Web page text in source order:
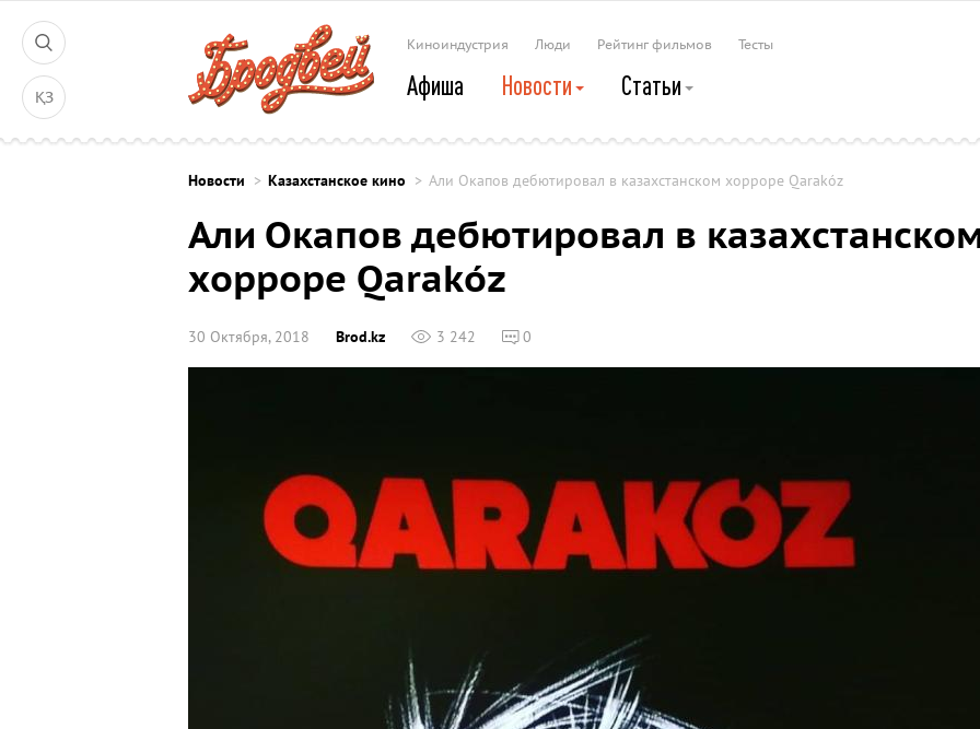
ҚЗ
Киноиндустрия Люди Рейтинг фильмов Тесты
Афиша Новости Статьи
Новости Казахстанское кино Али Окапов дебютировал в казахстанском хорроре Qarakóz
Али Окапов дебютировал в
хорроре Qarakóz
30 Октября, 2018 Brod.kz 3 242 0